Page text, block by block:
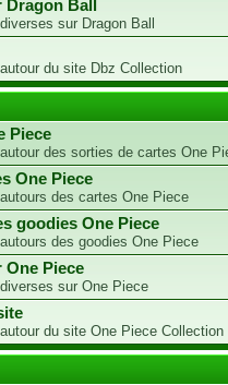
Dragon Ball
sur Dragon Ball
du site Dbz Collection
Piece
des sorties de cartes One
One Piece
des cartes One Piece
goodies One Piece
des goodies One Piece
Piece
sur One Piece
du site One Piece Collection